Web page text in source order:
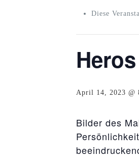
Diese
April 14, 2023 @
Bilder des